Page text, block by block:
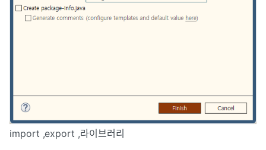
import ,export ,라이브러리